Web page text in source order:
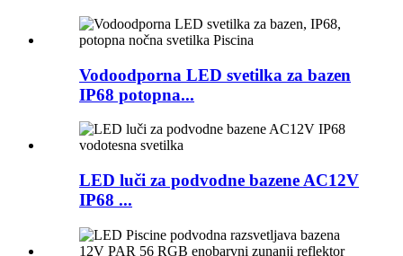
Vodoodporna LED svetilka za bazen
IP68 potopna...
LED luči za podvodne bazene AC12V
IP68 ...